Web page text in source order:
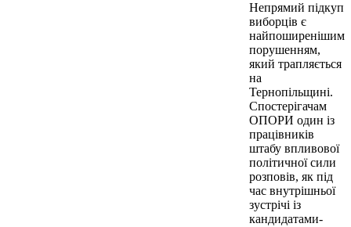
Непрямий підкуп
виборців є
найпоширенішим
порушенням,
який трапляється
на
Тернопільщині.
Спостерігачам
ОПОРИ один із
працівників
штабу впливової
політичної сили
розповів, як під
час внутрішньої
зустрічі із
кандидатами-